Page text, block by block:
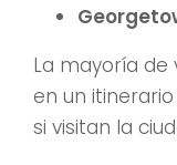
La mayoría de
en un
si visitan la